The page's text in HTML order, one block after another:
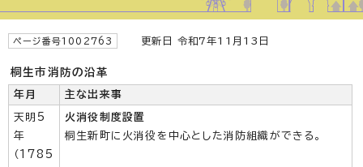
ページ番号1002763 更新日 令和7年11月13日
桐生市消防の沿革
年月 主な出来事
天明5
年
（1785
火消役制度設置
桐生新町に火消役を中心とした消防組織ができる。